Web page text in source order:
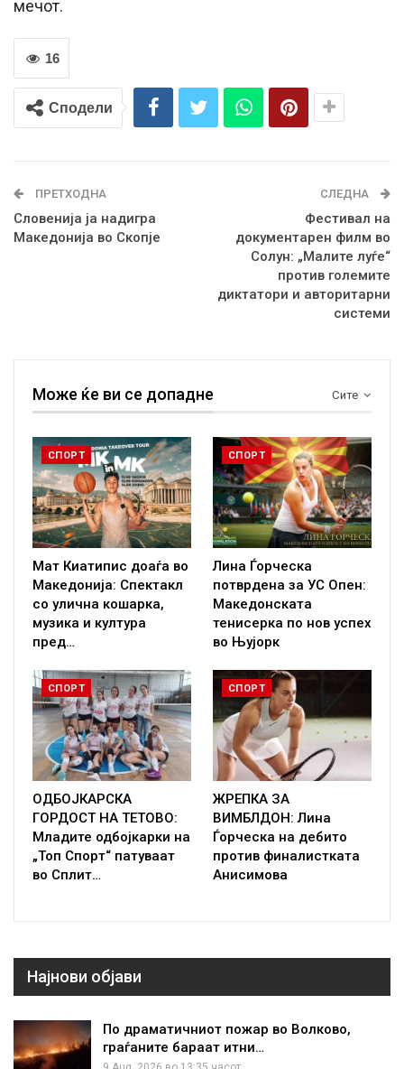
мечот.
16
Сподели
ПРЕТХОДНА
Словенија ја надигра
Македонија во Скопје
СЛЕДНА
Фестивал на
документарен филм во
Солун: „Малите луѓе“
против големите
диктатори и авторитарни
системи
Сите
Може ќе ви се допадне
СПОРТ
Мат Киатипис доаѓа во
Македонија: Спектакл
со улична кошарка,
музика и култура
пред…
СПОРТ
Лина Ѓорческа
потврдена за УС Опен:
Македонската
тенисерка по нов успех
во Њујорк
СПОРТ
ОДБОЈКАРСКА
ГОРДОСТ НА ТЕТОВО:
Младите одбојкарки на
„Топ Спорт“ патуваат
во Сплит…
СПОРТ
ЖРЕПКА ЗА
ВИМБЛДОН: Лина
Ѓорческа на дебито
против финалистката
Анисимова
Најнови објави
По драматичниот пожар во Волково,
граѓаните бараат итни…